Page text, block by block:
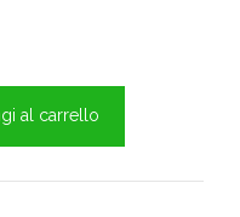
al carrello